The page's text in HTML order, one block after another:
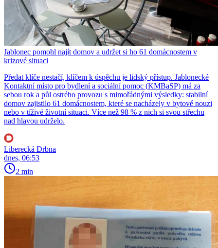
Jablonec pomohl najít domov a udržet si ho 61 domácnostem v
krizové situaci
Předat klíče nestačí, klíčem k úspěchu je lidský přístup. Jablonecké
Kontaktní místo pro bydlení a sociální pomoc (KMBaSP) má za
sebou rok a půl ostrého provozu s mimořádnými výsledky: stabilní
domov zajistilo 61 domácnostem, které se nacházely v bytové nouzi
nebo v tíživé životní situaci. Více než 98 % z nich si svou střechu
nad hlavou udrželo.
Liberecká Drbna
dnes, 06:53
2 min